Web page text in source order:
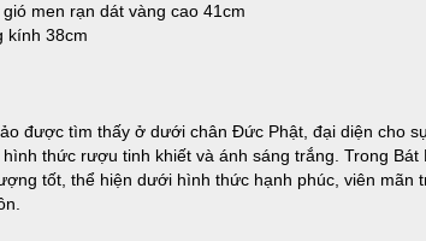
men rạn dát vàng cao 41cm
kính 38cm
được tìm thấy ở dưới chân Đức Phật, đại diện cho
thức rượu tinh khiết và ánh sáng trắng. Trong Bát
tốt, thể hiện dưới hình thức hạnh phúc, viên mãn